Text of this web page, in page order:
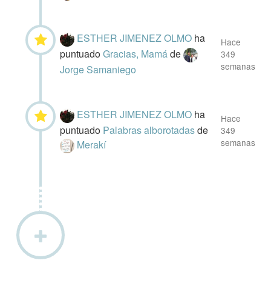
ESTHER JIMENEZ OLMO ha
puntuadoGracias, Mamáde
Jorge Samaniego
Hace
349
semanas
ESTHER JIMENEZ OLMO ha
puntuado Palabras alborotadasde
Merakí
Hace
349
semanas